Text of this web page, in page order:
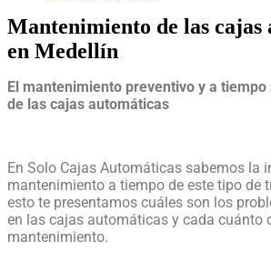
Mantenimiento de las cajas
en Medellín
El mantenimiento preventivo y a
de las cajas automáticas
En Solo Cajas Automáticas sabemos la
mantenimiento a tiempo de este tipo de
esto te presentamos cuáles son los
en las cajas automáticas y cada cuánto
mantenimiento.